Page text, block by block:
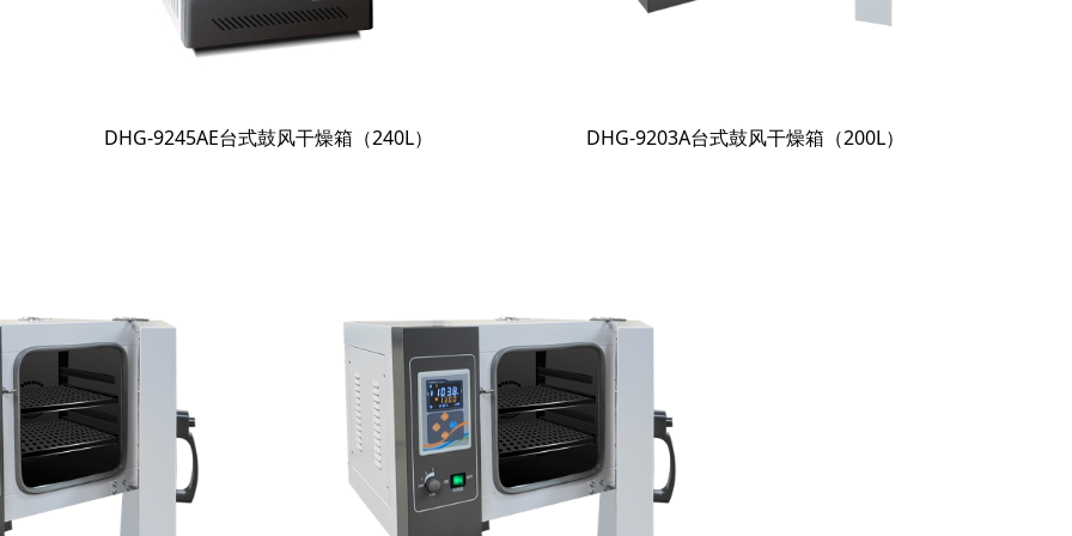
DHG-9245AE台式鼓风干燥箱（240L） DHG-9203A台式鼓风干燥箱（200L）